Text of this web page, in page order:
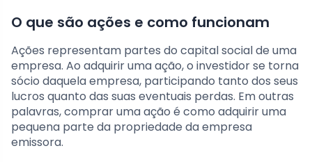
O que são ações e como funcionam
Ações representam partes do capital social de uma
empresa. Ao adquirir uma ação, o investidor se torna
sócio daquela empresa, participando tanto dos seus
lucros quanto das suas eventuais perdas. Em outras
palavras, comprar uma ação é como adquirir uma
pequena parte da propriedade da empresa
emissora.